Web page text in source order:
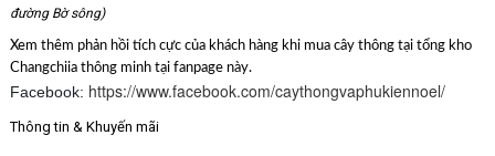
đường Bờ sông)
Xem thêm phản hồi tích cực của khách hàng khi mua cây thông tại tổng kho
Changchiia thông minh tại fanpage này.
Facebook: https://www.facebook.com/caythongvaphukiennoel/
Thông tin & Khuyến mãi